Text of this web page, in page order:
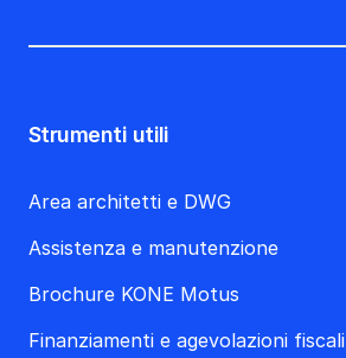
Strumenti utili
Area architetti e DWG
Assistenza e manutenzione
Brochure KONE Motus
Finanziamenti e agevolazioni fiscali